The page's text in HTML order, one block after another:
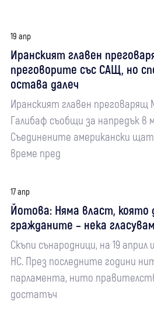
19 апр
Иранският главен
преговорите със САЩ, но
остава далеч
Иранският главен преговарящ
Галибаф съобщи за напредък в
Съединените американски
време пред
17 апр
Йотова: Няма власт, която
гражданите – нека
Скъпи сънародници, на 19 април
НС. През последните години
парламента, нито
достатъч